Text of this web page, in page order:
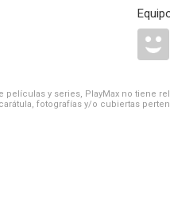
películas y series, PlayMax no tiene
fotografías y/o cubiertas